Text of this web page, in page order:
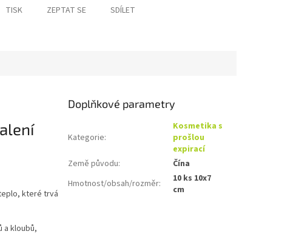
TISK ZEPTAT SE SDÍLET
které trvá
a kloubů,
Doplňkové parametry
Kategorie:
Kosmetika s
prošlou
expirací
Země původu:
Čína
Hmotnost/obsah/rozměr:
10 ks 10x7
cm